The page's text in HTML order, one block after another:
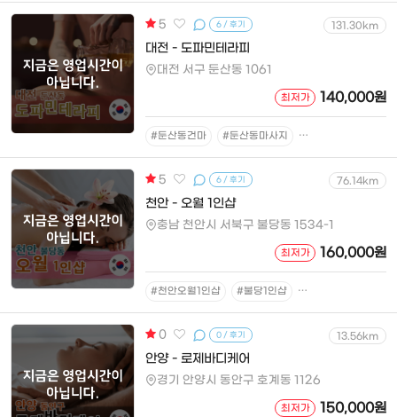
5 6 / 후기 131.30km
대전 - 도파민테라피
대전 서구 둔산동 1061
최저가 140,000원
#둔산동건마 #둔산동마사지 #대전마사지
5 6 / 후기 76.14km
천안 - 오월 1인샵
충남 천안시 서북구 불당동 1534-1
최저가 160,000원
#천안오월1인샵 #불당1인샵 #불당마사지
0 0 / 후기 13.56km
안양 - 로제바디케어
경기 안양시 동안구 호계동 1126
최저가 150,000원